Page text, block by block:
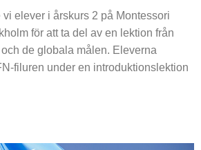
elever i årskurs 2 på Montessori
för att ta del av en lektion från
de globala målen. Eleverna
filuren under en introduktionslektion